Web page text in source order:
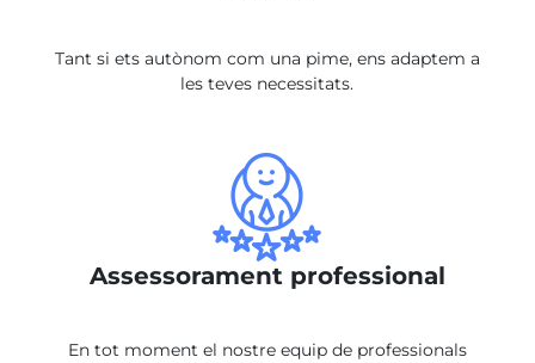
Tant si ets autònom com una pime, ens adaptem a
les teves necessitats.
Assessorament professional
En tot moment el nostre equip de professionals